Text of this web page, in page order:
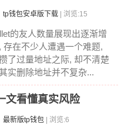
tp钱包安卓版下载 | 浏览:15
的友人数量展现出逐渐增
存在不少人遭遇一个难题,
了过量地址之际, 却不清楚
实删除地址并不复杂...
文看懂真实风险
最新版tp钱包 | 浏览:6